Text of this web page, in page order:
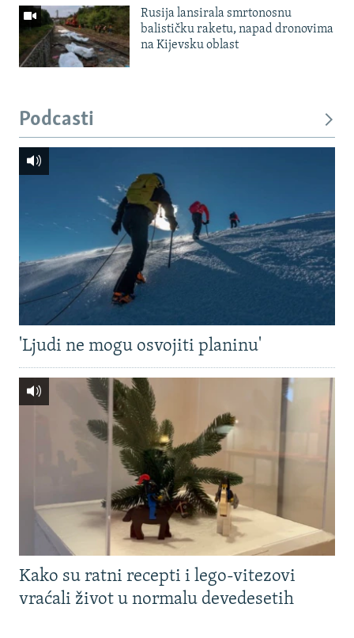
Rusija lansirala smrtonosnu
balističku raketu, napad dronovima
na Kijevsku oblast
Podcasti
'Ljudi ne mogu osvojiti planinu'
Kako su ratni recepti i lego-vitezovi
vraćali život u normalu devedesetih